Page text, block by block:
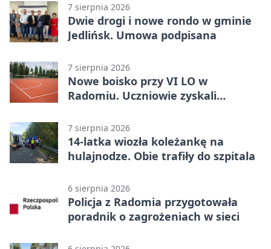
7 sierpnia 2026
Dwie drogi i nowe rondo w gminie
Jedlińsk. Umowa podpisana
7 sierpnia 2026
Nowe boisko przy VI LO w
Radomiu. Uczniowie zyskali
7 sierpnia 2026
14-latka wiozła koleżankę na
hulajnodze. Obie trafiły do szpitala
6 sierpnia 2026
Policja z Radomia przygotowała
poradnik o zagrożeniach w sieci